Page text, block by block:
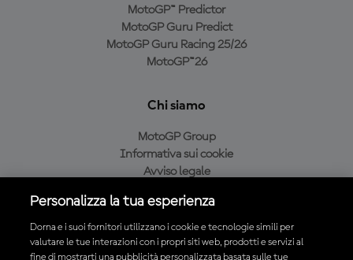
MotoGP™ Predictor
MotoGP Guru Predict
MotoGP Guru Racing 25/26
MotoGP™26
Chi siamo
MotoGP Group
Informativa sui cookie
Avviso legale
Condizioni di acquisto
Personalizza la tua esperienza
Dorna e i suoi fornitori utilizzano i cookie e tecnologie simili per
valutare le tue interazioni con i propri siti web, prodotti e servizi al
fine di mostrarti una pubblicità personalizzata basata sulle tue